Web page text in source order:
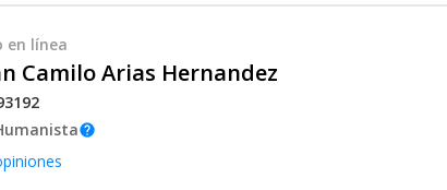
en línea
Camilo Arias Hernandez
help